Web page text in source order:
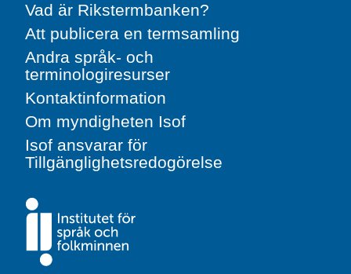
Vad är Rikstermbanken?
Att publicera en termsamling
Andra språk- och
terminologiresurser
Kontaktinformation
Om myndigheten Isof
Isof ansvarar för
Tillgänglighetsredogörelse